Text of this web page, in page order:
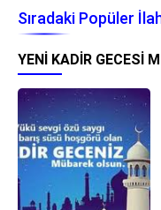
Sıradaki Popüler
YENI KADIR GECESI